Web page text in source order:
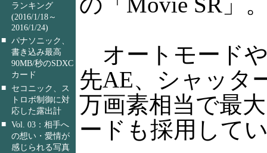
ランキング
(2016/1/18～
2016/1/24)
■ パナソニック、
書き込み最高
90MB/秒のSDXC
カード
■
セコニック、ス
トロボ制御に対
応した露出計
■ Vol. 03：相手へ
の想い・愛情が
感じられる写真
オートモード
先AE、シャッタ
万画素相当で最
ードも採用して